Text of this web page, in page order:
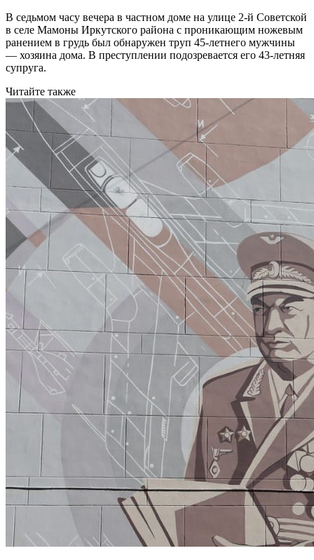
В седьмом часу вечера в частном доме на улице 2-й Советской
в селе Мамоны Иркутского района с проникающим ножевым
ранением в грудь был обнаружен труп 45-летнего мужчины
— хозяина дома. В преступлении подозревается его 43-летняя
супруга.
Читайте также